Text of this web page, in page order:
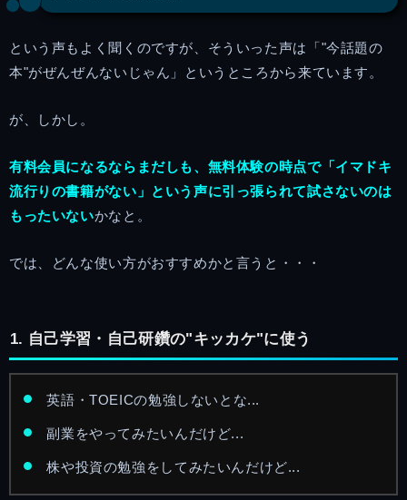
という声もよく聞くのですが、そういった声は「"今話題の
本"がぜんぜんないじゃん」というところから来ています。
が、しかし。
有料会員になるならまだしも、無料体験の時点で「イマドキ
流行りの書籍がない」という声に引っ張られて試さないのは
もったいないかなと。
では、どんな使い方がおすすめかと言うと・・・
1. 自己学習・自己研鑽の"キッカケ"に使う
英語・TOEICの勉強しないとな...
副業をやってみたいんだけど...
株や投資の勉強をしてみたいんだけど...